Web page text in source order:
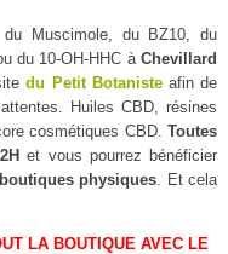
Muscimole, du BZ10, du
du 10-OH-HHC àChevillard
du Petit Botanisteafin de
Huiles CBD, résines
cosmétiques CBD.Toutes
et vous pourrez bénéficier
physiques . Et cela
LA BOUTIQUE AVEC LE